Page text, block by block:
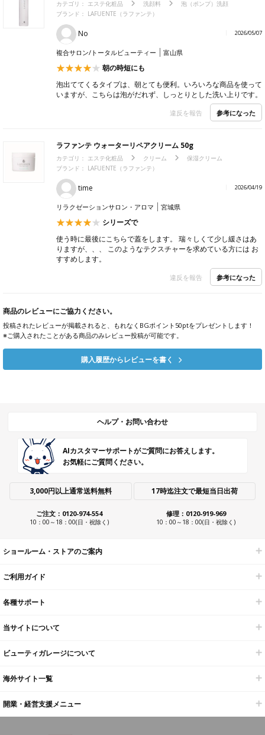
カテゴリ： エステ化粧品 洗顔料
泡（ポンプ）洗顔
ブランド： LAFUENTE（ラファンテ）
No 2026/05/07
複合サロン/トータルビューティー 富山県
朝の時短にも
泡出ててくるタイプは、朝とても便利。いろいろな商品を使って
いますが、こちらは泡がだれず、しっとりとした洗い上りです。
違反を報告 参考になった
ラファンテ ウォーターリペアクリーム 50g
カテゴリ： エステ化粧品 クリーム
保湿クリーム
ブランド： LAFUENTE（ラファンテ）
time 2026/04/19
リラクゼーションサロン・アロマ 宮城県
シリーズで
使う時に最後にこちらで蓋をします。 瑞々しくて少し緩さはあ
りますが、、、 このようなテクスチャーを求めている方には お
すすめします。
違反を報告 参考になった
商品のレビューにご協力ください。
投稿されたレビューが掲載されると、もれなくBGポイント50ptをプレゼントします！
※ご購入されたことがある商品のみレビュー投稿が可能です。
購入履歴からレビューを書く
ヘルプ・お問い合わせ
AIカスタマーサポートがご質問にお答えします。
お気軽にご質問ください。
3,000円以上通常送料無料 17時迄注文で最短当日出荷
ご注文：0120-974-554
10：00～18：00(日・祝除く)
修理：0120-919-969
10：00～18：00(日・祝除く)
ショールーム・ストアのご案内
ご利用ガイド
各種サポート
当サイトについて
ビューティガレージについて
海外サイト一覧
開業・経営支援メニュー